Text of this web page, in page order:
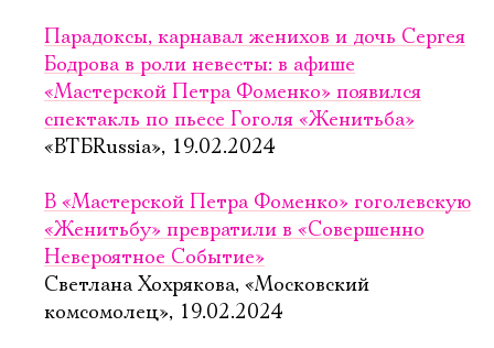
Парадоксы, карнавал женихов и дочь Сергея
Бодрова в роли невесты: в афише
«Мастерской Петра Фоменко» появился
спектакль по пьесе Гоголя «Женитьба»
«ВТБRussia», 19.02.2024
В «Мастерской Петра Фоменко» гоголевскую
«Женитьбу» превратили в «Совершенно
Невероятное Событие»
Светлана Хохрякова, «Московский
комсомолец», 19.02.2024